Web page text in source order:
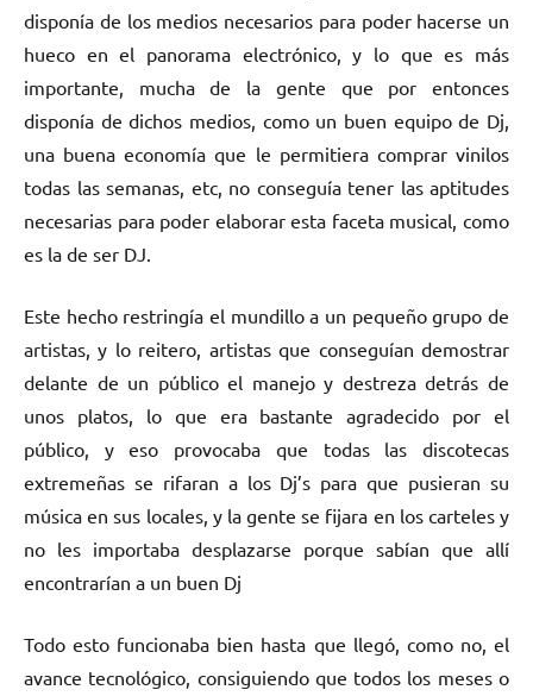
disponía de los medios necesarios para poder hacerse un
hueco en el panorama electrónico, y lo que es más
importante, mucha de la gente que por entonces
disponía de dichos medios, como un buen equipo de Dj,
una buena economía que le permitiera comprar vinilos
todas las semanas, etc, no conseguía tener las aptitudes
necesarias para poder elaborar esta faceta musical, como
es la de ser DJ.
Este hecho restringía el mundillo a un pequeño grupo de
artistas, y lo reitero, artistas que conseguían demostrar
delante de un público el manejo y destreza detrás de
unos platos, lo que era bastante agradecido por el
público, y eso provocaba que todas las discotecas
extremeñas se rifaran a los Dj’s para que pusieran su
música en sus locales, y la gente se fijara en los carteles y
no les importaba desplazarse porque sabían que allí
encontrarían a un buen Dj
Todo esto funcionaba bien hasta que llegó, como no, el
avance tecnológico, consiguiendo que todos los meses o